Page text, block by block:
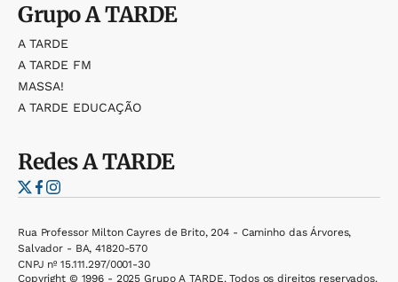
GrupoA TARDE
A TARDE
A TARDE FM
MASSA!
A TARDE EDUCAÇÃO
RedesA TARDE
Rua Professor Milton Cayres de Brito, 204 - Caminho das Árvores,
Salvador - BA, 41820-570
CNPJ nº 15.111.297/0001-30
Copyright © 1996 - 2025 Grupo A TARDE. Todos os direitos reservados.